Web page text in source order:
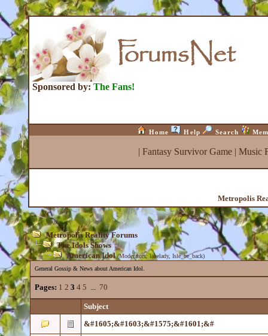
Sponsored by: The Fans!
Home Help Search
| Fantasy Survivor Game| Music
Metropolis
Metropolis Reality Forums
The Idols Shows
American Idol (Moderators:lakelady, Isle_be_back)
General Gossip & News about American Idol.
Pages: 1 2 3 4 5 ... 70
Subject
&#1605;&#1603;&#1575;&#1601;&#